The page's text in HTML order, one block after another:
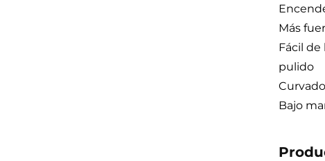
Más
Fácil
pulido
Bajo